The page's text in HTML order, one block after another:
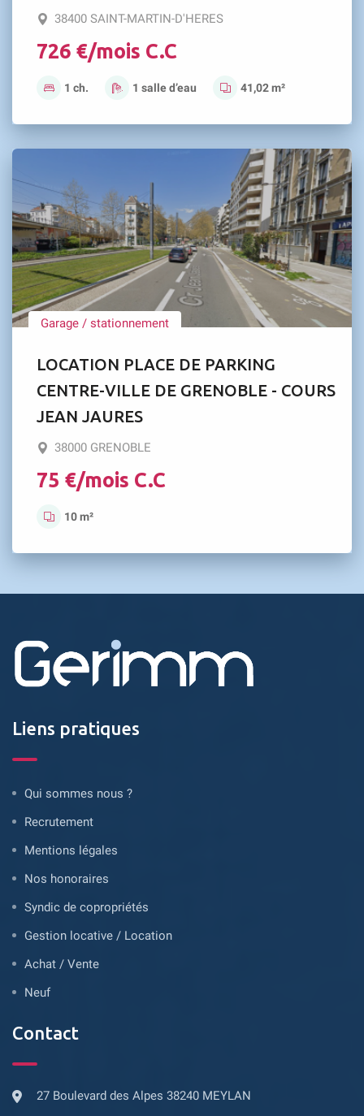
38400 SAINT-MARTIN-D'HERES
726 €/mois C.C
1 ch. 1 salle d’eau 41,02 m²
Garage / stationnement
LOCATION PLACE DE PARKING
CENTRE-VILLE DE GRENOBLE - COURS
JEAN JAURES
38000 GRENOBLE
75 €/mois C.C
10 m²
Liens pratiques
Qui sommes nous ?
Recrutement
Mentions légales
Nos honoraires
Syndic de copropriétés
Gestion locative / Location
Achat / Vente
Neuf
Contact
27 Boulevard des Alpes 38240 MEYLAN